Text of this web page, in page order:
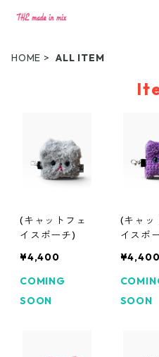
HOME ALL ITEM
(キャットフェ
イスポーチ)
¥4,400
COMING
SOON
(キャッ
イスポ
¥4,400
SOON